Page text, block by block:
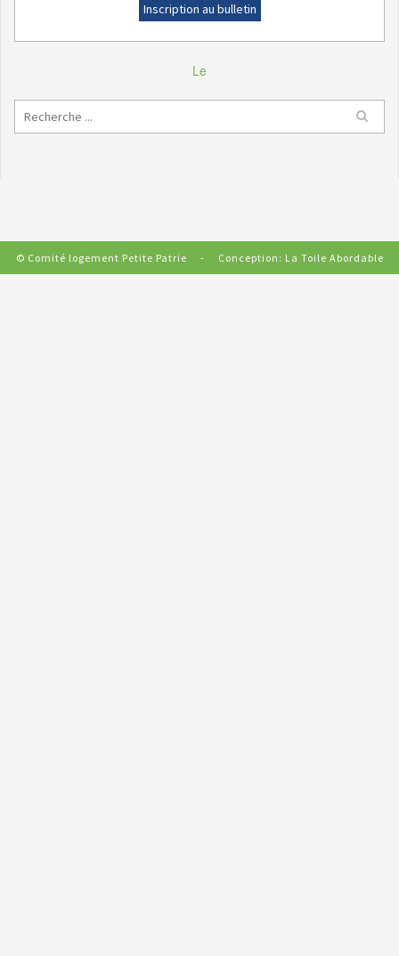
Inscription au bulletin
Le
© Comité logement Petite Patrie - Conception: La Toile Abordable